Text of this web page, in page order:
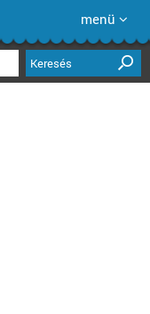
menü
Keresés